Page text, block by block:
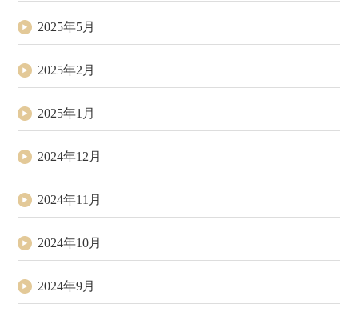
2025年5月
2025年2月
2025年1月
2024年12月
2024年11月
2024年10月
2024年9月